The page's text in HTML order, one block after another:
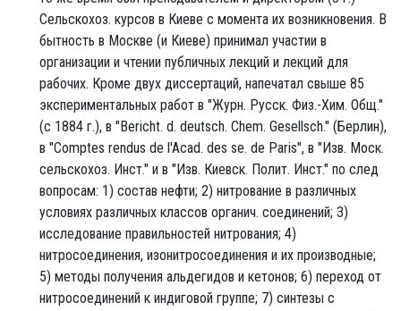
Сельскохоз. курсов в Киеве с момента их возникновения. В
бытность в Москве (и Киеве) принимал участии в
организации и чтении публичных лекций и лекций для
рабочих. Кроме двух диссертаций, напечатал свыше 85
экспериментальных работ в "Журн. Русск. Физ.-Хим. Общ."
(с 1884 г.), в "Bericht. d. deutsch. Chem. Gesellsch." (Берлин),
в "Comptes rendus de l'Acad. des se. de Paris", в "Изв. Моск.
сельскохоз. Инст." и в "Изв. Киевск. Полит. Инст." по след
вопросам: 1) состав нефти; 2) нитрование в различных
условиях различных классов органич. соединений; 3)
исследование правильностей нитрования; 4)
нитросоединения, изонитросоединения и их производные;
5) методы получения альдегидов и кетонов; 6) переход от
нитросоединений к индиговой группе; 7) синтезы с